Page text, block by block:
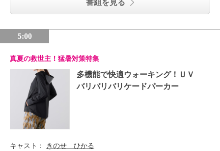
番組を見る
5:00
真夏の救世主！猛暑対策特集
多機能で快適ウォーキング！ＵＶ
バリバリバリケードパーカー
キャスト： きのせ ひかる